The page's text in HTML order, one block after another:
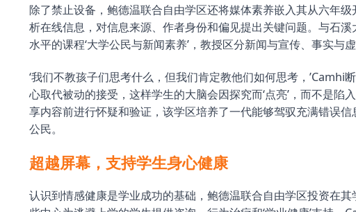
除了禁止设备，鲍德温联合自由学区还将媒体素养嵌入其从六年
析在线信息，对信息来源、作者身份和偏见提出关键问题。与石
水平的课程‘大学公民与新闻素养’，教授区分新闻与宣传、事实与虚
‘我们不教孩子们思考什么，但我们肯定教他们如何思考，’Camhi
心取代被动的接受，这样学生的大脑会因探究而‘点亮’，而不是陷
享内容前进行怀疑和验证，该学区培养了一代能够驾驭充满错误
公民。
超越屏幕，支持学生身心健康
认识到情感健康是学业成功的基础，鲍德温联合自由学区投资在